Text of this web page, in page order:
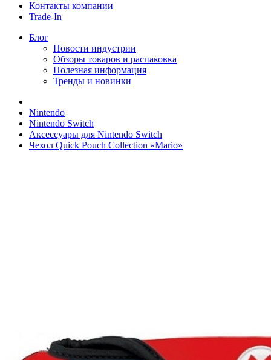
Контакты компании
Trade-In
Блог
Новости индустрии
Обзоры товаров и распаковка
Полезная информация
Тренды и новинки
Nintendo
Nintendo Switch
Аксессуары для Nintendo Switch
Чехол Quick Pouch Collection «Mario»